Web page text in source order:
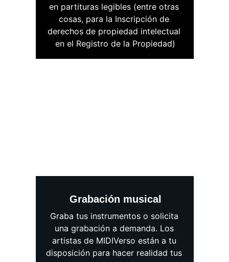
Grabación musical
Graba tus instrumentos o solicita
una grabación a demanda. Los
artistas de MIDIVerso están a tu
disposición para hacer realidad tus
en partituras legibles (entre otras
cosas, para la Inscripción de
derechos de propiedad intelectual
en el Registro de la Propiedad)